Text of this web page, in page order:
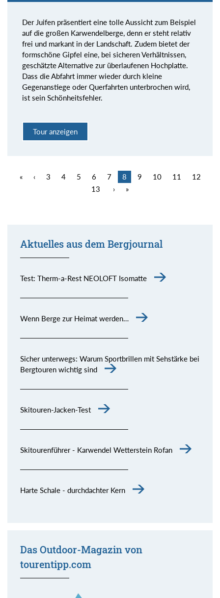
Der Juifen präsentiert eine tolle Aussicht zum Beispiel
auf die großen Karwendelberge, denn er steht relativ
frei und markant in der Landschaft. Zudem bietet der
formschöne Gipfel eine, bei sicheren Verhältnissen,
geschätzte Alternative zur überlaufenen Hochplatte.
Dass die Abfahrt immer wieder durch kleine
Gegenanstiege oder Querfahrten unterbrochen wird,
ist sein Schönheitsfehler.
Tour anzeigen
« ‹ 3 4 5 6 7 8 9 10 11
12
13
› »
Aktuelles aus dem Bergjournal
Test: Therm-a-Rest NEOLOFT Isomatte
Wenn Berge zur Heimat werden…
Sicher unterwegs: Warum Sportbrillen mit Sehstärke bei
Bergtouren wichtig sind
Skitouren-Jacken-Test
Skitourenführer - Karwendel Wetterstein Rofan
Harte Schale - durchdachter Kern
Das Outdoor-Magazin von
tourentipp.com